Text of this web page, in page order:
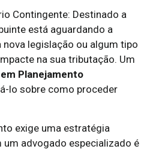
Contingente: Destinado a
está aguardando a
legislação ou algum tipo
na sua tributação. Um
Planejamento
lo sobre como proceder
exige uma estratégia
advogado especializado é